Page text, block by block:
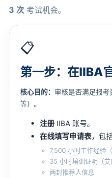
3 次考试机会。
📋
第一步：在IIBA
核心目的： 审核是否满足报
等）。
注册IIBA 账号。
在线填写申请表，包括
7,500 小时工作经验
35 小时培训证明（艾
两封推荐人信息